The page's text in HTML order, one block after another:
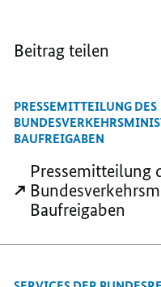
Beitrag teilen
PRESSEMITTEILUNG DES
BAUFREIGABEN
Pressemitteilung
Baufreigaben